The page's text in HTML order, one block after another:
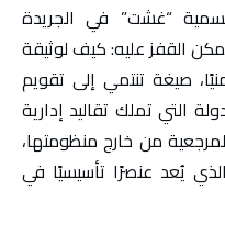
“غشت” في الجريدة
القفز عليه: كيف لوثيقة
صيغة تنتمي إلى تقويم
التي تملك تقاليد إدارية
من خارج منظومتها،
يُعد عنصرًا تأسيسيًا في